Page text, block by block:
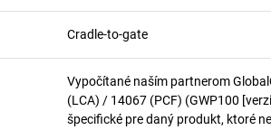
Cradle-to-gate
Vypočítané naším partnerom
(LCA) / 14067 (PCF) (GWP100
špecifické pre daný produkt, ktoré